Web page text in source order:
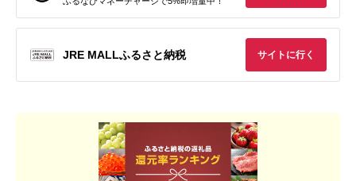
JRE MALLふるさと納税 サイトに行く